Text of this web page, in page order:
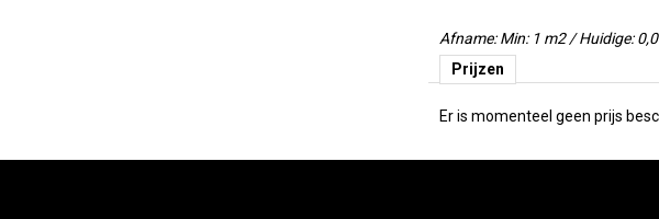
Afname: Min: 1 m2 / Huidige:
Prijzen
Er is momenteel geen prijs